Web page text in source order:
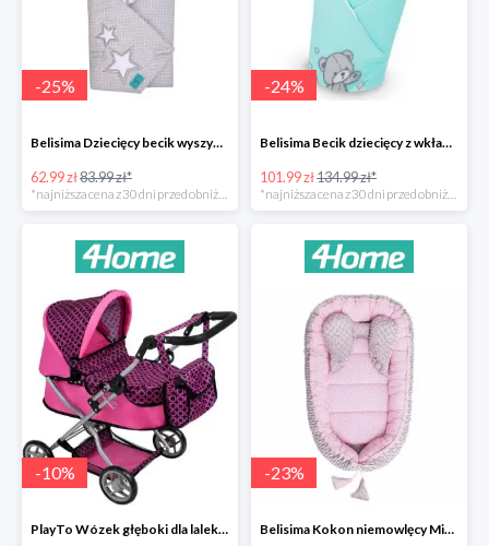
-25%
Belisima Dziecięcy becik wyszywany Gwiazdka -25%
62.99 zł83.99 zł*
-24%
Belisima Becik dziecięcy z wkładem kokosowym Teddy Bear -24%
101.99 zł134.99 zł*
-10%
PlayTo Wózek głęboki dla lalek Viola -10%
-23%
Belisima Kokon niemowlęcy Minky Sweet Baby -23%